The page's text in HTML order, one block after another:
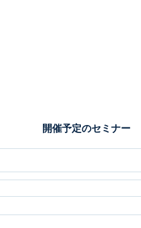
開催予定のセミナー